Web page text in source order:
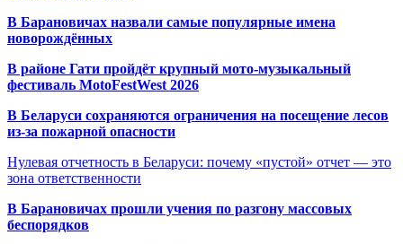
В Барановичах назвали самые популярные имена
новорождённых
В районе Гати пройдёт крупный мото-музыкальный
фестиваль MotoFestWest 2026
В Беларуси сохраняются ограничения на посещение лесов
из-за пожарной опасности
Нулевая отчетность в Беларуси: почему «пустой» отчет — это
зона ответственности
В Барановичах прошли учения по разгону массовых
беспорядков